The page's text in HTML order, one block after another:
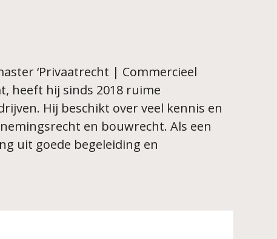
‘Privaatrecht | Commercieel
heeft hij sinds 2018 ruime
Hij beschikt over veel kennis en
en bouwrecht. Als een
uit goede begeleiding en